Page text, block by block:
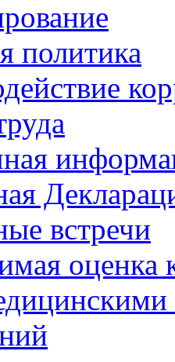
политика
встречи
оценка